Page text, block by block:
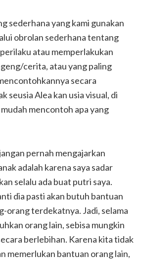
sederhana yang kami gunakan
obrolan sederhana tentang
atau memperlakukan
cerita, atau yang paling
secara
seusia Alea kan usia visual, di
mencontoh apa yang
pernah mengajarkan
adalah karena saya sadar
selalu ada buat putri saya.
dia pasti akan butuh bantuan
orang terdekatnya. Jadi, selama
orang lain, sebisa mungkin
berlebihan. Karena kita tidak
memerlukan bantuan orang lain,